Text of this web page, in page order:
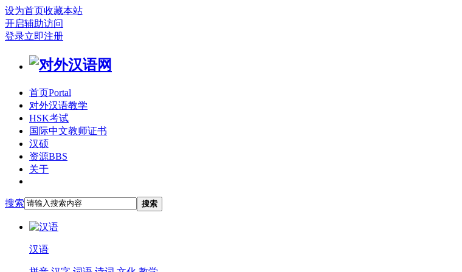
设为首页收藏本站
开启辅助访问
登录立即注册
首页Portal
对外汉语教学
HSK考试
国际中文教师证书
汉硕
资源BBS
关于
搜索 搜索
汉语